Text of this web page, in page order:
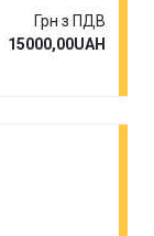
Грн з ПДВ
15000,00UAH